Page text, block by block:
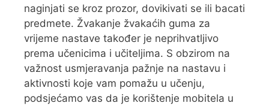
naginjati se kroz prozor, dovikivati se ili bacati
predmete. Žvakanje žvakaćih guma za
vrijeme nastave također je neprihvatljivo
prema učenicima i učiteljima. S obzirom na
važnost usmjeravanja pažnje na nastavu i
aktivnosti koje vam pomažu u učenju,
podsjećamo vas da je korištenje mobitela u